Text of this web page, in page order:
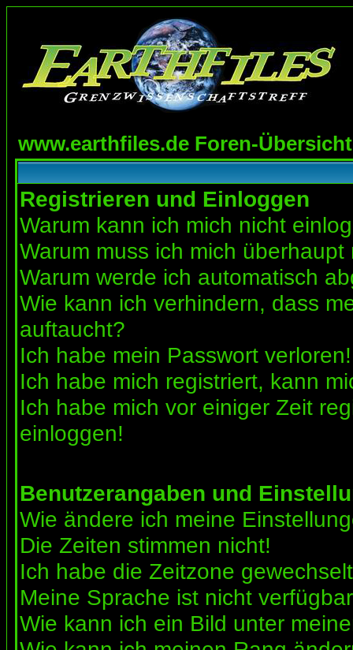
www.earthfiles.de Foren-Übersicht
Registrieren und Einloggen
Warum kann ich mich nicht
Warum muss ich mich überhaupt
Warum werde ich automatisch
Wie kann ich verhindern, dass
auftaucht?
Ich habe mein Passwort verloren!
Ich habe mich registriert, kann
Ich habe mich vor einiger Zeit
einloggen!
Benutzerangaben und
Wie ändere ich meine
Die Zeiten stimmen nicht!
Ich habe die Zeitzone
Meine Sprache ist nicht
Wie kann ich ein Bild unter